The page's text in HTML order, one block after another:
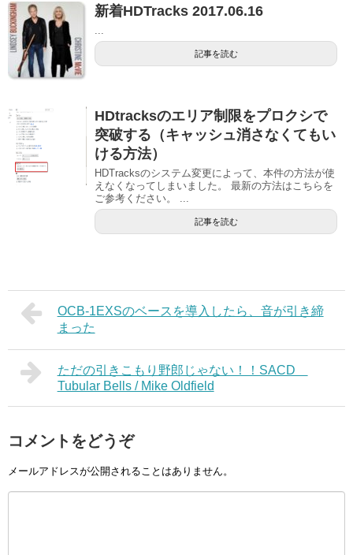
新着HDTracks 2017.06.16
記事を読む
HDtracksのエリア制限をプロクシで
突破する（キャッシュ消さなくてもい
ける方法）
HDTracksのシステム変更によって、本件の方法が使
えなくなってしまいました。 最新の方法はこちらを
ご参考ください。 ...
記事を読む
OCB-1EXSのベースを導入したら、音が引き締
まった
ただの引きこもり野郎じゃない！！SACD
Tubular Bells / Mike Oldfield
コメントをどうぞ
メールアドレスが公開されることはありません。